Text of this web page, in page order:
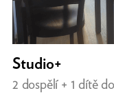
Studio+
2 dospělí + 1 dítě